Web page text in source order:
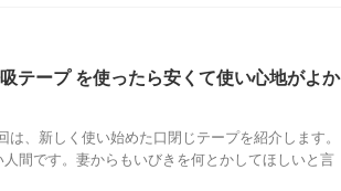
テープ を使ったら安くて使い心地がよか
、新しく使い始めた口閉じテープを紹介します。
間です。妻からもいびきを何とかしてほしいと言